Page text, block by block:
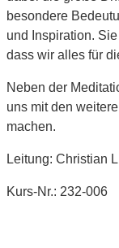
besondere
und Inspiration.
dass wir alles für
Neben der
uns mit den
machen.
Leitung: Christian
Kurs-Nr.: 232-006